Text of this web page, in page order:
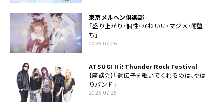
東京メルヘン倶楽部
「盛り上がり・個性・かわいい・マジメ・闇堕
ち」
2026.07.26
ATSUGI Hi！Thunder Rock Festival
【座談会】「遺伝子を継いでくれるのは、やは
りバンド」
2026.07.25